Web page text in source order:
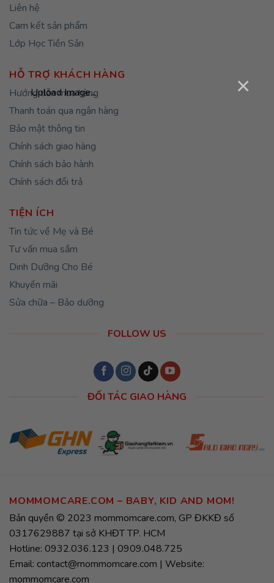
Upload Image... ×
Liên hệ
Cam kết sản phẩm
Lớp Học Tiền Sản
HỖ TRỢ KHÁCH HÀNG
Hướng dẫn mua hàng
Thanh toán qua ngân hàng
Bảo mật thông tin
Chính sách giao hàng
Chính sách bảo hành
Chính sách đổi trả
TIỆN ÍCH
Tin tức về Mẹ và Bé
Tư vấn mua sắm
Dinh Dưỡng Cho Bé
Khuyến mãi
Sửa chữa – Bảo dưỡng
FOLLOW US
ĐỐI TÁC GIAO HÀNG
MOMMOMCARE.COM – BABY, KID AND MOM!
Bản quyền © 2023 mommomcare.com, GP ĐKKĐ số
0317629887 tại sở KHĐT TP. HCM
Hotline: 0932.036.123 | 0909.048.725
Email: contact@mommomcare.com | Website:
mommomcare.com